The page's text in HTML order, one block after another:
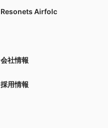
Resonets Airfolc
会社情報
採用情報